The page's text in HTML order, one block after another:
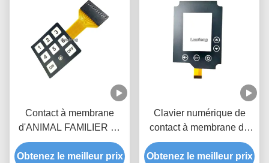
Contact à membrane
d'ANIMAL FAMILIER de
FPC, commutateur de
clavier de membrane
Obtenez le meilleur prix
Clavier numérique de
contact à membrane de
circuit de FPC, Matte
Membrane Keyboard
Obtenez le meilleur prix